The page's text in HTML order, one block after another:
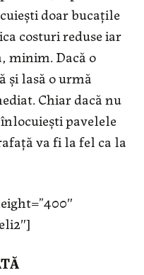
doar bucațile
costuri reduse iar
minim. Dacă o
și lasă o urmă
Chiar dacă nu
pavelele
va fi la fel ca la